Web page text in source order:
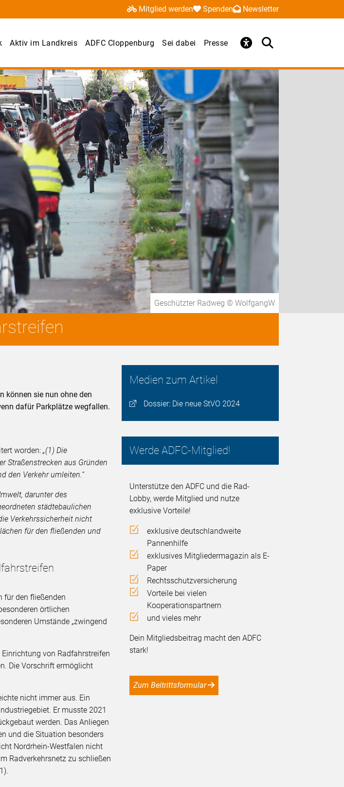
Mitglied werden Spenden Newsletter
Aktiv im Landkreis ADFC Cloppenburg Sei dabei Presse
Geschützter Radweg © WolfgangW
Medien zum Artikel
Dossier: Die neue StVO 2024
Werde ADFC-Mitglied!
Unterstütze den ADFC und die Rad-
Lobby, werde Mitglied und nutze
exklusive Vorteile!
exklusive deutschlandweite
Pannenhilfe
exklusives Mitgliedermagazin als E-
Paper
Rechtsschutzversicherung
Vorteile bei vielen
Kooperationspartnern
und vieles mehr
Dein Mitgliedsbeitrag macht den ADFC
stark!
Zum Beitrittsformular
können sie nun ohne den
dafür Parkplätze wegfallen.
worden:„(1) Die
Straßenstrecken aus Gründen
den Verkehr umleiten.“
darunter des
städtebaulichen
Verkehrssicherheit nicht
für den fließenden und
für den fließenden
örtlichen
Umstände „zwingend
von Radfahrstreifen
Die Vorschrift ermöglicht
nicht immer aus. Ein
Er musste 2021
werden. Das Anliegen
und die Situation besonders
Nordrhein-Westfalen nicht
Radverkehrsnetz zu schließen